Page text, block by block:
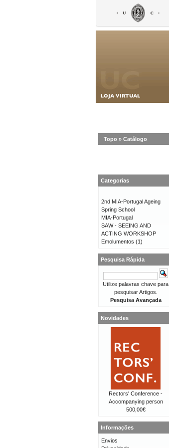
Topo » Catálogo
Categorias
2nd MIA-Portugal Ageing
Spring School
MIA-Portugal
SAW - SEEING AND
ACTING WORKSHOP
Emolumentos (1)
Pesquisa Rápida
Utilize palavras chave para
pesquisar Artigos.
Pesquisa Avançada
Novidades
Rectors' Conference -
Accompanying person
500,00€
Informações
Envios